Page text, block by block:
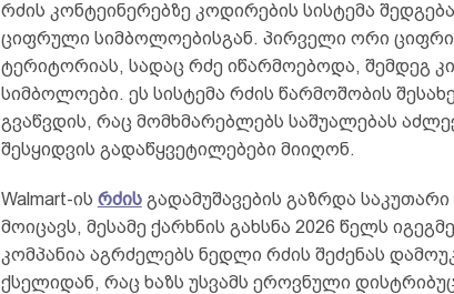
რძის კონტეინერებზე კოდირების სისტემა
ციფრული სიმბოლოებისგან. პირველი ორი ციფრი
ტერიტორიას, სადაც რძე იწარმოებოდა, შემდეგ
სიმბოლოები. ეს სისტემა რძის წარმოშობის
გვაწვდის, რაც მომხმარებლებს საშუალებას
შესყიდვის გადაწყვეტილებები მიიღონ.
Walmart-ის რძისგადამუშავების გაზრდა
მოიცავს, მესამე ქარხნის გახსნა 2026 წელს
კომპანია აგრძელებს ნედლი რძის შეძენას
ქსელიდან, რაც ხაზს უსვამს ეროვნული